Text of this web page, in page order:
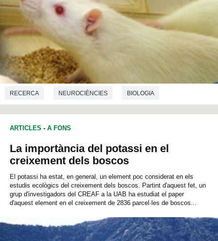
RECERCA NEUROCIÈNCIES BIOLOGIA
ARTICLES - A FONS
La importància del potassi en el
creixement dels boscos
El potassi ha estat, en general, un element poc considerat en els
estudis ecològics del creixement dels boscos. Partint d'aquest fet, un
grup d'investigadors del CREAF a la UAB ha estudiat el paper
d'aquest element en el creixement de 2836 parcel·les de boscos...